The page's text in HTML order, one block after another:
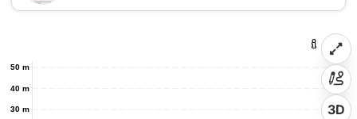
30 m
40 m
50 m
3D